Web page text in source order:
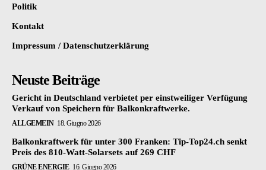
Politik
Kontakt
Impressum / Datenschutzerklärung
Neuste Beiträge
Gericht in Deutschland verbietet per einstweiliger Verfügung
Verkauf von Speichern für Balkonkraftwerke.
ALLGEMEIN 18. Giugno 2026
Balkonkraftwerk für unter 300 Franken: Tip-Top24.ch senkt
Preis des 810-Watt-Solarsets auf 269 CHF
GRÜNE ENERGIE 16. Giugno 2026